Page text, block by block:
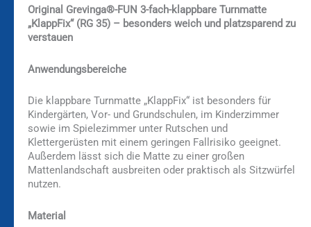
Original Grevinga®-FUN 3-fach-klappbare Turnmatte
„KlappFix“ (RG 35) – besonders weich und platzsparend zu
verstauen
Anwendungsbereiche
Die klappbare Turnmatte „KlappFix“ ist besonders für
Kindergärten, Vor- und Grundschulen, im Kinderzimmer
sowie im Spielezimmer unter Rutschen und
Klettergerüsten mit einem geringen Fallrisiko geeignet.
Außerdem lässt sich die Matte zu einer großen
Mattenlandschaft ausbreiten oder praktisch als Sitzwürfel
nutzen.
Material